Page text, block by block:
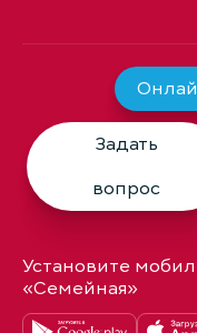
Задать
вопрос
Установите
«Семейная»